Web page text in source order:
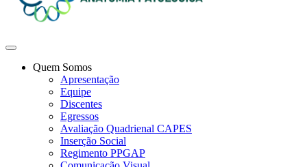
Quem Somos
Apresentação
Equipe
Discentes
Egressos
Avaliação Quadrienal CAPES
Inserção Social
Regimento PPGAP